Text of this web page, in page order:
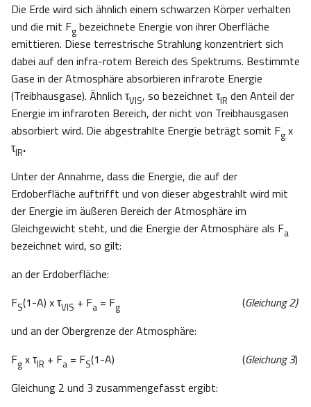
Die Erde wird sich ähnlich einem schwarzen Körper verhalten
und die mit Fg bezeichnete Energie von ihrer Oberfläche
emittieren. Diese terrestrische Strahlung konzentriert sich
dabei auf den infra-rotem Bereich des Spektrums. Bestimmte
Gase in der Atmosphäre absorbieren infrarote Energie
(Treibhausgase). Ähnlich τVIS, so bezeichnet τIR den Anteil der
Energie im infraroten Bereich, der nicht von Treibhausgasen
absorbiert wird. Die abgestrahlte Energie beträgt somit Fg x
τIR.
Unter der Annahme, dass die Energie, die auf der
Erdoberfläche auftrifft und von dieser abgestrahlt wird mit
der Energie im äußeren Bereich der Atmosphäre im
Gleichgewicht steht, und die Energie der Atmosphäre als Fa
bezeichnet wird, so gilt:
an der Erdoberfläche:
FS(1-A) x τVIS + Fa = Fg (Gleichung 2)
und an der Obergrenze der Atmosphäre:
Fg x τIR + Fa = FS(1-A) (Gleichung 3)
Gleichung 2 und 3 zusammengefasst ergibt: